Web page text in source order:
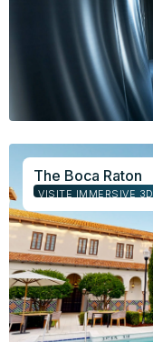
The Boca Raton
VISITE IMMERSIVE 3D